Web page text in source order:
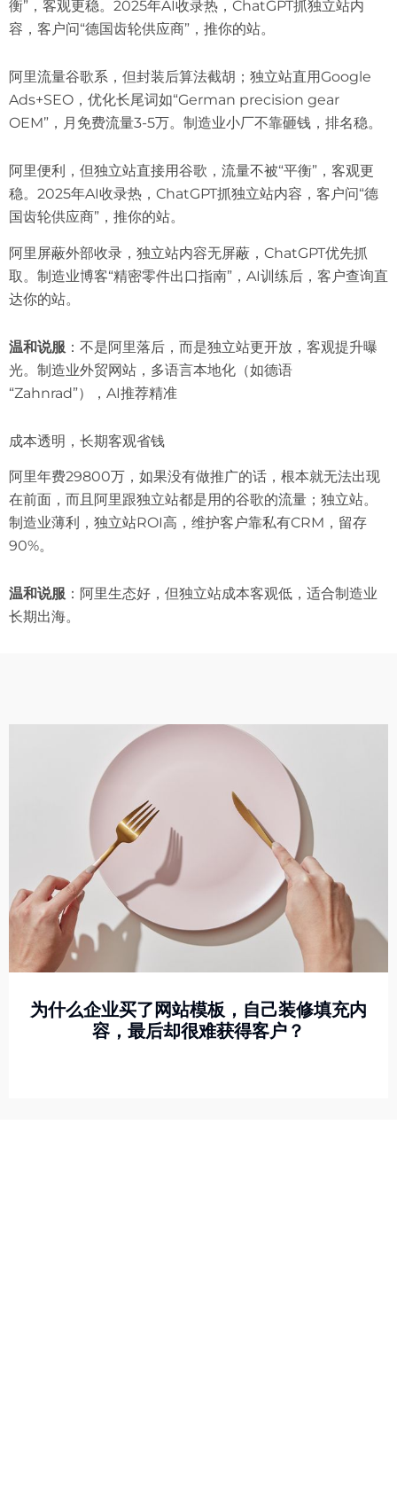
衡”，客观更稳。2025年AI收录热，ChatGPT抓独立站内
容，客户问“德国齿轮供应商”，推你的站。
阿里流量谷歌系，但封装后算法截胡；独立站直用Google
Ads+SEO，优化长尾词如“German precision gear
OEM”，月免费流量3-5万。制造业小厂不靠砸钱，排名稳。
阿里便利，但独立站直接用谷歌，流量不被“平衡”，客观更
稳。2025年AI收录热，ChatGPT抓独立站内容，客户问“德
国齿轮供应商”，推你的站。
阿里屏蔽外部收录，独立站内容无屏蔽，ChatGPT优先抓
取。制造业博客“精密零件出口指南”，AI训练后，客户查询直
达你的站。
温和说服 ：不是阿里落后，而是独立站更开放，客观提升曝
光。制造业外贸网站，多语言本地化（如德语
“Zahnrad”），AI推荐精准
成本透明，长期客观省钱
阿里年费29800万，如果没有做推广的话，根本就无法出现
在前面，而且阿里跟独立站都是用的谷歌的流量；独立站。
制造业薄利，独立站ROI高，维护客户靠私有CRM，留存
90%。
温和说服 ：阿里生态好，但独立站成本客观低，适合制造业
长期出海。
为什么企业买了网站模板，自己装修填充内
容，最后却很难获得客户？